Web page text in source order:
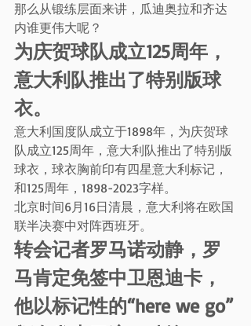
那么从锻练层面来讲，瓜迪奥拉和齐达
内谁更伟大呢？
为庆贺球队成立125周年，
意大利队推出了特别版球
衣。
意大利国度队成立于1898年，为庆贺球
队成立125周年，意大利队推出了特别版
球衣，球衣胸前印有四星意大利标记，
和125周年，1898-2023字样。
北京时间6月16日清晨，意大利将在欧国
联半决赛中对阵西班牙。
转会记者罗马诺动静，罗
马肯定免签中卫恩迪卡，
他以标记性的“here we go”